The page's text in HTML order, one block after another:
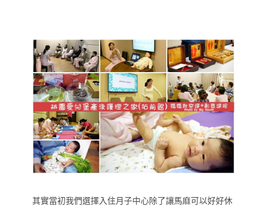
其實當初我們選擇入住月子中心除了讓馬麻可以好好休